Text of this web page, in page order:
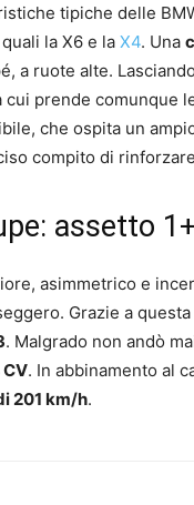
tipiche delle
la X6 e la X4. Una
a ruote alte.
cui prende comunque
che ospita un
compito di
assetto
asimmetrico e
Grazie a
. Malgrado non andò
. In abbinamento al
201 km/h.